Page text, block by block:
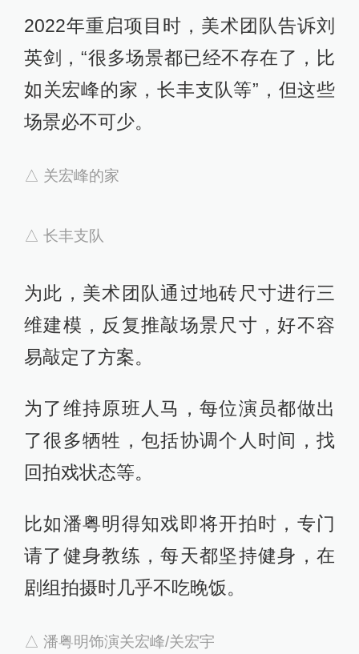
能变得偏喜剧一些，对这种转变不太
适应，刘英剑则表示，“希望大家可以
抱着轻松的心态观看这部剧，等到进
入主线案件时，就没有这些喜剧元素
间究竟有多长？
剧中仅过了2个小时零15分钟，而剧外
已然走过了七年，为了实现1:1复刻场
景，最大程度上给观众带来原汁原味
十一难”。
2022年重启项目时，美术团队告诉刘
如关宏峰的家，长丰支队等”，但这些
场景必不可少。